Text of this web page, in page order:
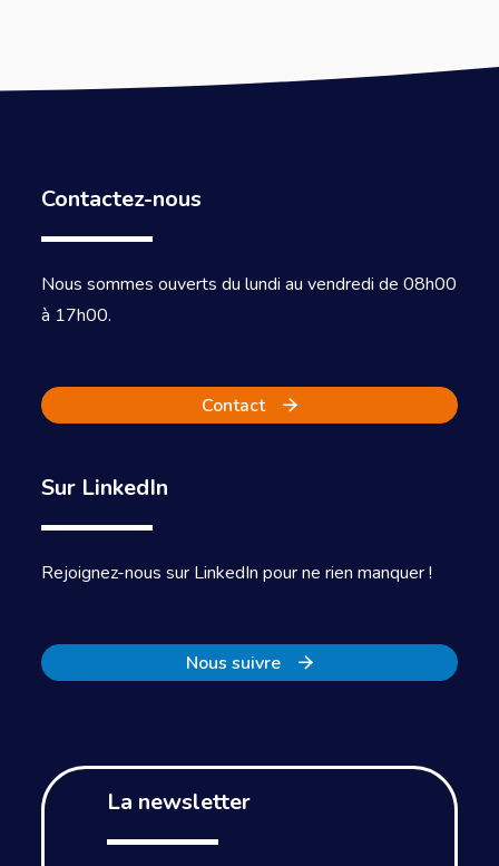
Contactez-nous
Nous sommes ouverts du lundi au vendredi de 08h00
à 17h00.
Contact
Sur LinkedIn
Rejoignez-nous sur LinkedIn pour ne rien manquer !
Nous suivre
La newsletter